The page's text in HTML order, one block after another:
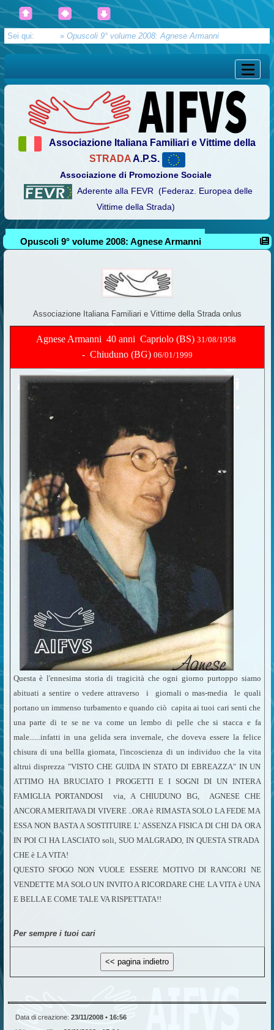
Sei qui: » Opuscoli 9° volume 2008: Agnese Armanni
Associazione Italiana Familiari e Vittime della
STRADAA.P.S.
Associazione di Promozione Sociale
Aderente alla FEVR (Federaz. Europea delle
Vittime della Strada)
Opuscoli 9° volume 2008: Agnese Armanni
Associazione Italiana Familiari e Vittime della Strada onlus
Agnese Armanni 40 anni Capriolo (BS) 31/08/1958
- Chiuduno (BG) 06/01/1999
Questa è l'ennesima storia di tragicità che ogni giorno purtoppo siamo
abituati a sentire o vedere attraverso i giornali o mas-media le quali
portano un immenso turbamento e quando ciò capita ai tuoi cari senti che
una parte di te se ne va come un lembo di pelle che si stacca e fa
male......infatti in una gelida sera invernale, che doveva essere la felice
chisura di una bellla giornata, l'incoscienza di un individuo che la vita
altrui disprezza "VISTO CHE GUIDA IN STATO DI EBREAZZA" IN UN
ATTIMO HA BRUCIATO I PROGETTI E I SOGNI DI UN INTERA
FAMIGLIA PORTANDOSI via, A CHIUDUNO BG, AGNESE CHE
ANCORA MERITAVA DI VIVERE ..ORA è RIMASTA SOLO LA FEDE MA
ESSA NON BASTA A SOSTITUIRE L' ASSENZA FISICA DI CHI DA ORA
IN POI CI HA LASCIATO soli, SUO MALGRADO, IN QUESTA STRADA
CHE è LA VITA!
QUESTO SFOGO NON VUOLE ESSERE MOTIVO DI RANCORI NE
VENDETTE MA SOLO UN INVITO A RICORDARE CHE LA VITA è UNA
E BELLA E COME TALE VA RISPETTATA!!
Per sempre i tuoi cari
Data di creazione: 23/11/2008 • 16:56